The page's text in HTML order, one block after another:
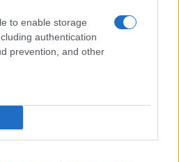
to enable storage
authentication
prevention, and other
S
a
precedente
articolo